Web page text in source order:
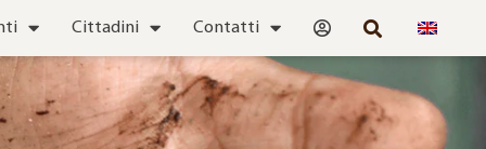
Cittadini Contatti